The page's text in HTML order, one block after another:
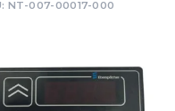
NT-007-00017-000